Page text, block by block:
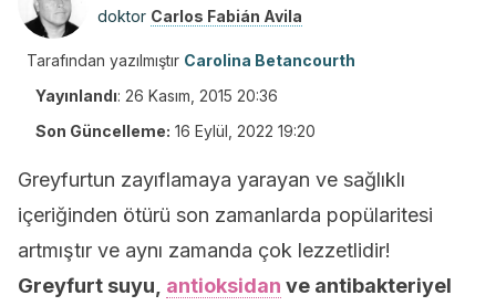
doktor Carlos Fabián Avila
Tarafından yazılmıştır Carolina Betancourth
Yayınlandı: 26 Kasım, 2015 20:36
Son Güncelleme: 16 Eylül, 2022 19:20
Greyfurtun zayıflamaya yarayan ve sağlıklı
içeriğinden ötürü son zamanlarda popülaritesi
artmıştır ve aynı zamanda çok lezzetlidir!
Greyfurt suyu, antioksidan ve antibakteriyel